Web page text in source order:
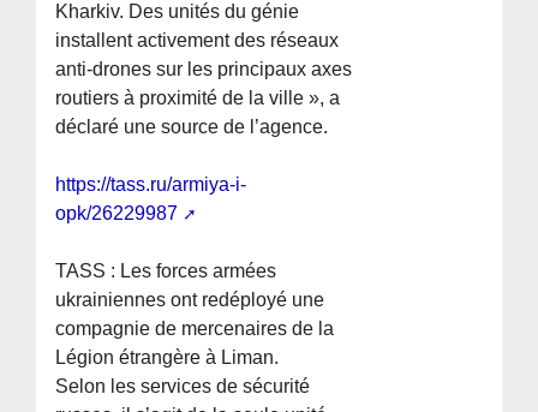
Kharkiv. Des unités du génie
installent activement des réseaux
anti-drones sur les principaux axes
routiers à proximité de la ville », a
déclaré une source de l’agence.
https://tass.ru/armiya-i-
opk/26229987
TASS : Les forces armées
ukrainiennes ont redéployé une
compagnie de mercenaires de la
Légion étrangère à Liman.
Selon les services de sécurité